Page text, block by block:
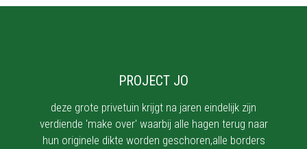
PROJECT JO
deze grote privetuin krijgt na jaren eindelijk zijn
verdiende 'make over' waarbij alle hagen terug naar
hun originele dikte worden geschoren,alle borders